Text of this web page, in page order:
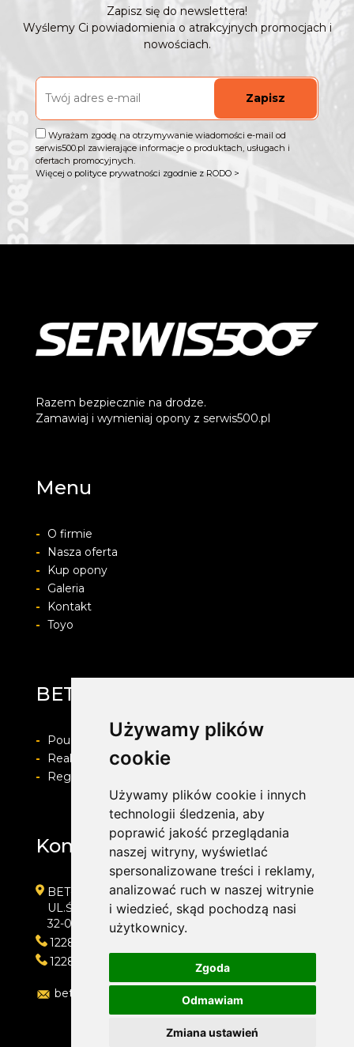
Używamy plików
cookie
Używamy plików cookie i innych
technologii śledzenia, aby
poprawić jakość przeglądania
naszej witryny, wyświetlać
spersonalizowane treści i reklamy,
analizować ruch w naszej witrynie
i wiedzieć, skąd pochodzą nasi
użytkownicy.
Zgoda
Odmawiam
Zmiana ustawień
Zapisz się do newslettera!
Wyślemy Ci powiadomienia o atrakcyjnych promocjach i
nowościach.
Zapisz
Wyrażam zgodę na otrzymywanie wiadomości e-mail od
serwis500.pl zawierające informacje o produktach, usługach i
ofertach promocyjnych.
Więcej o polityce prywatności zgodnie z RODO >
Razem bezpiecznie na drodze.
Zamawiaj i wymieniaj opony z serwis500.pl
Menu
-
O firmie
-
Nasza oferta
-
Kup opony
-
Galeria
-
Kontakt
- Toyo
BET-POL
-
Pouczenie o prawie do odstapienia od umowy
-
Realizacja zamówienia i formy płatności
-
Regulamin i Polityka prywatności
Kontakt
BET-POL
UL.ŚLEDZIEJOWICE 364
32-020 WIELICZKA
122882550
122882550
betpol@interia.pl